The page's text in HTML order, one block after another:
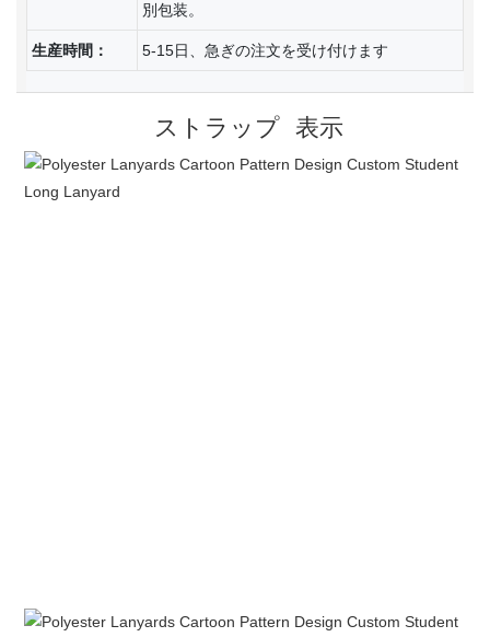
別包装。
生産時間： 5-15日、急ぎの注文を受け付けます
ストラップ 表示